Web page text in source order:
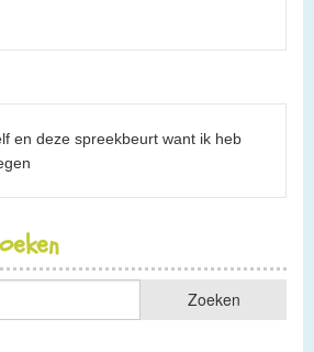
en deze spreekbeurt want ik heb